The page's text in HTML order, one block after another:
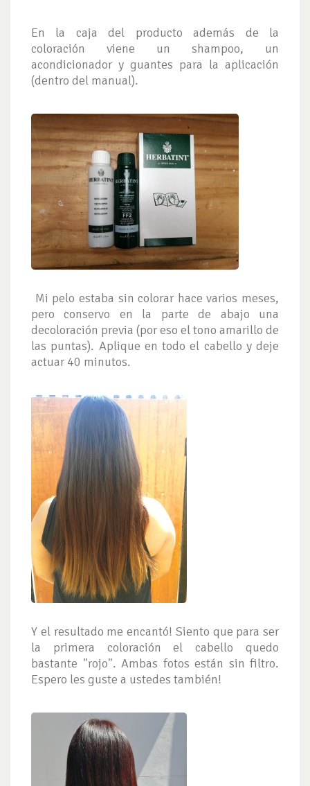
En la caja del producto además de la
coloración viene un shampoo, un
acondicionador y guantes para la aplicación
(dentro del manual).
Mi pelo estaba sin colorar hace varios meses,
pero conservo en la parte de abajo una
decoloración previa (por eso el tono amarillo de
las puntas). Aplique en todo el cabello y deje
actuar 40 minutos.
Y el resultado me encantó! Siento que para ser
la primera coloración el cabello quedo
bastante "rojo". Ambas fotos están sin filtro.
Espero les guste a ustedes también!